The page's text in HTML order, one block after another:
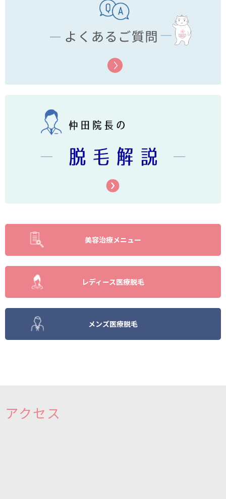
美容治療メニュー
レディース医療脱毛
メンズ医療脱毛
アクセス